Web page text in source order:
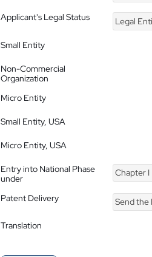
Applicant's Legal Status
Legal
Small Entity
Non-Commercial
Organization
Micro Entity
Small Entity, USA
Micro Entity, USA
Entry into National Phase
under
Chapter I
Patent Delivery Send the
Translation